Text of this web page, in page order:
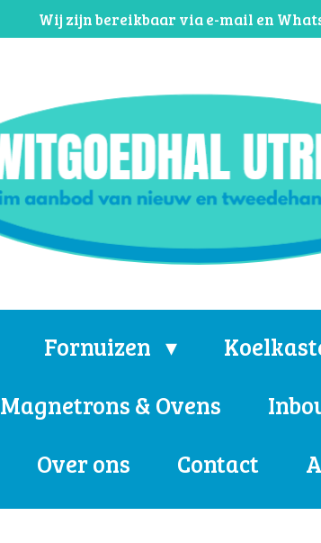
Wij zijn bereikbaar via e-mail en
Fornuizen
Magnetrons & Ovens
Over ons Contact